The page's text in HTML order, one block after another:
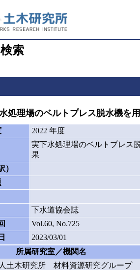
索
理場のベルトプレス脱水機を
2022 年度
実下水処理場のベルトプレス
果
）
下水道協会誌
Vol.60, No.725
2023/03/01
所属研究室／機関名
土木研究所 材料資源研究グループ